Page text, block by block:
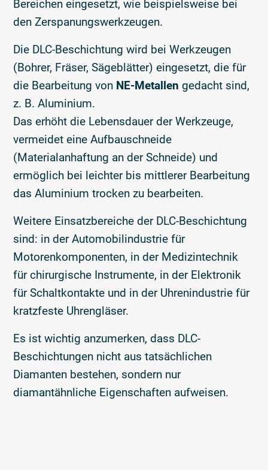
Bereichen eingesetzt, wie beispielsweise bei
den Zerspanungswerkzeugen.
Die DLC-Beschichtung wird bei Werkzeugen
(Bohrer, Fräser, Sägeblätter) eingesetzt, die für
die Bearbeitung von NE-Metallen gedacht sind,
z. B. Aluminium.
Das erhöht die Lebensdauer der Werkzeuge,
vermeidet eine Aufbauschneide
(Materialanhaftung an der Schneide) und
ermöglich bei leichter bis mittlerer Bearbeitung
das Aluminium trocken zu bearbeiten.
Weitere Einsatzbereiche der DLC-Beschichtung
sind: in der Automobilindustrie für
Motorenkomponenten, in der Medizintechnik
für chirurgische Instrumente, in der Elektronik
für Schaltkontakte und in der Uhrenindustrie für
kratzfeste Uhrengläser.
Es ist wichtig anzumerken, dass DLC-
Beschichtungen nicht aus tatsächlichen
Diamanten bestehen, sondern nur
diamantähnliche Eigenschaften aufweisen.